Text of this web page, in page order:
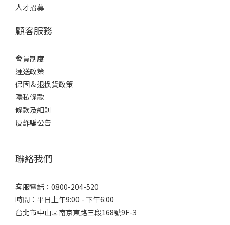
人才招募
顧客服務
會員制度
運送政策
保固＆退換貨政策
隱私條款
條款及細則
反詐騙公告
聯絡我們
客服電話：0800-204-520
時間：平日上午9:00 - 下午6:00
台北市中山區南京東路三段168號9F-3